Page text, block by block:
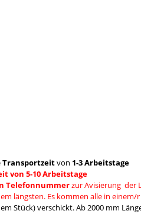
Transportzeitvon 1-3 Arbeitstage
von 5-10 Arbeitstage
Telefonnummerzur Avisierung der
längsten. Es kommen alle in einem/
Stück) verschickt. Ab 2000 mm